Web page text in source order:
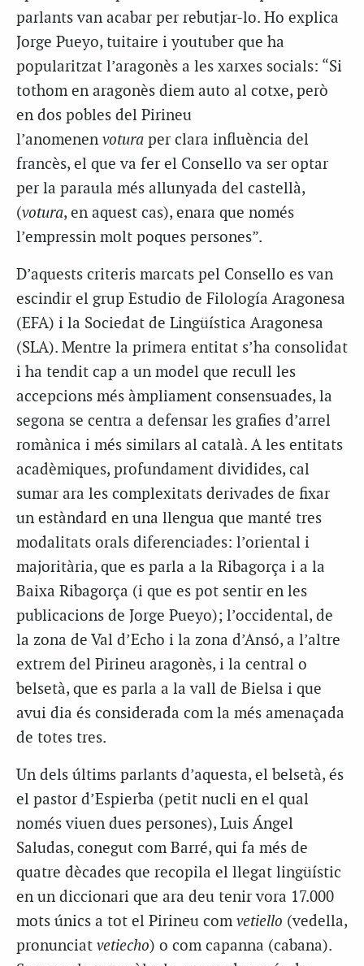
parlants van acabar per rebutjar-lo. Ho explica
Jorge Pueyo, tuitaire i youtuber que ha
popularitzat l’aragonès a les xarxes socials: “Si
tothom en aragonès diem auto al cotxe, però
en dos pobles del Pirineu
l’anomenen votura per clara influència del
francès, el que va fer el Consello va ser optar
per la paraula més allunyada del castellà,
(votura, en aquest cas), enara que només
l’empressin molt poques persones”.
D’aquests criteris marcats pel Consello es van
escindir el grup Estudio de Filología Aragonesa
(EFA) i la Sociedat de Lingüística Aragonesa
(SLA). Mentre la primera entitat s’ha consolidat
i ha tendit cap a un model que recull les
accepcions més àmpliament consensuades, la
segona se centra a defensar les grafies d’arrel
romànica i més similars al català. A les entitats
acadèmiques, profundament dividides, cal
sumar ara les complexitats derivades de fixar
un estàndard en una llengua que manté tres
modalitats orals diferenciades: l’oriental i
majoritària, que es parla a la Ribagorça i a la
Baixa Ribagorça (i que es pot sentir en les
publicacions de Jorge Pueyo); l’occidental, de
la zona de Val d’Echo i la zona d’Ansó, a l’altre
extrem del Pirineu aragonès, i la central o
belsetà, que es parla a la vall de Bielsa i que
avui dia és considerada com la més amenaçada
de totes tres.
Un dels últims parlants d’aquesta, el belsetà, és
el pastor d’Espierba (petit nucli en el qual
només viuen dues persones), Luis Ángel
Saludas, conegut com Barré, qui fa més de
quatre dècades que recopila el llegat lingüístic
en un diccionari que ara deu tenir vora 17.000
mots únics a tot el Pirineu com vetiello (vedella,
pronunciat vetiecho) o com capanna (cabana).